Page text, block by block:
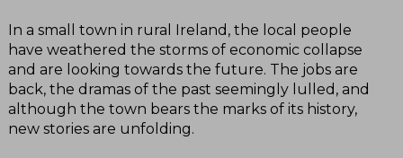
In a small town in rural Ireland, the local people
have weathered the storms of economic collapse
and are looking towards the future. The jobs are
back, the dramas of the past seemingly lulled, and
although the town bears the marks of its history,
new stories are unfolding.